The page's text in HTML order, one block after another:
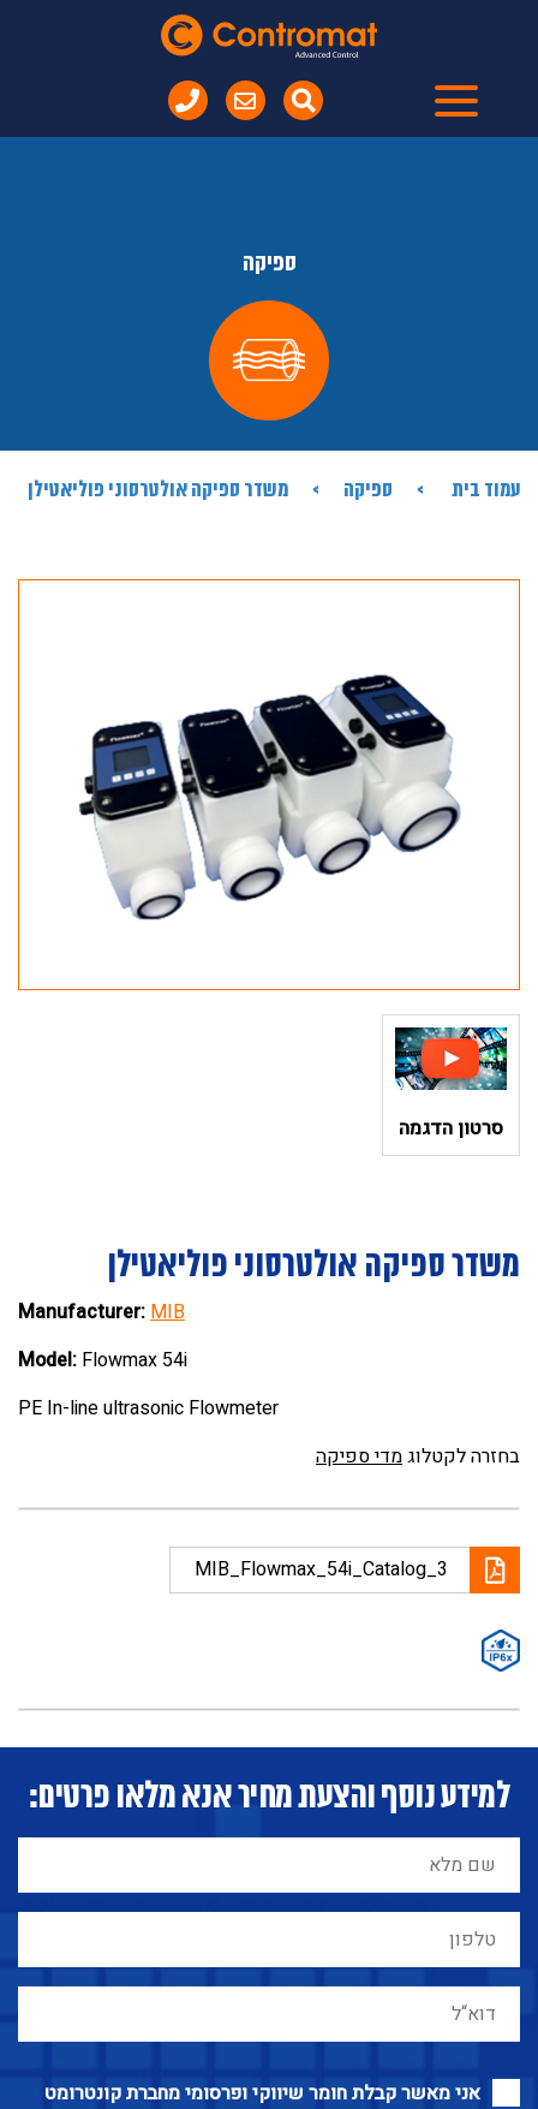
ספיקה
עמוד בית ספיקה משדר ספיקה אולטרסוני פוליאטילן
סרטון הדגמה
משדר ספיקה אולטרסוני פוליאטילן
Manufacturer: MIB
Model: Flowmax 54i
PE In-line ultrasonic Flowmeter
בחזרה לקטלוגמדי ספיקה
MIB_Flowmax_54i_Catalog_3
למידע נוסף והצעת מחיר אנא מלאו פרטים:
אני מאשר קבלת חומר שיווקי ופרסומי מחברת קונטרומט